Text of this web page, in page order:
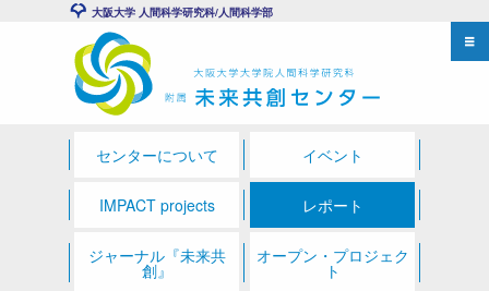
大阪大学 人間科学研究科/人間科学部
センターについて イベント
IMPACT projects レポート
ジャーナル『未来共
創』
オープン・プロジェク
ト